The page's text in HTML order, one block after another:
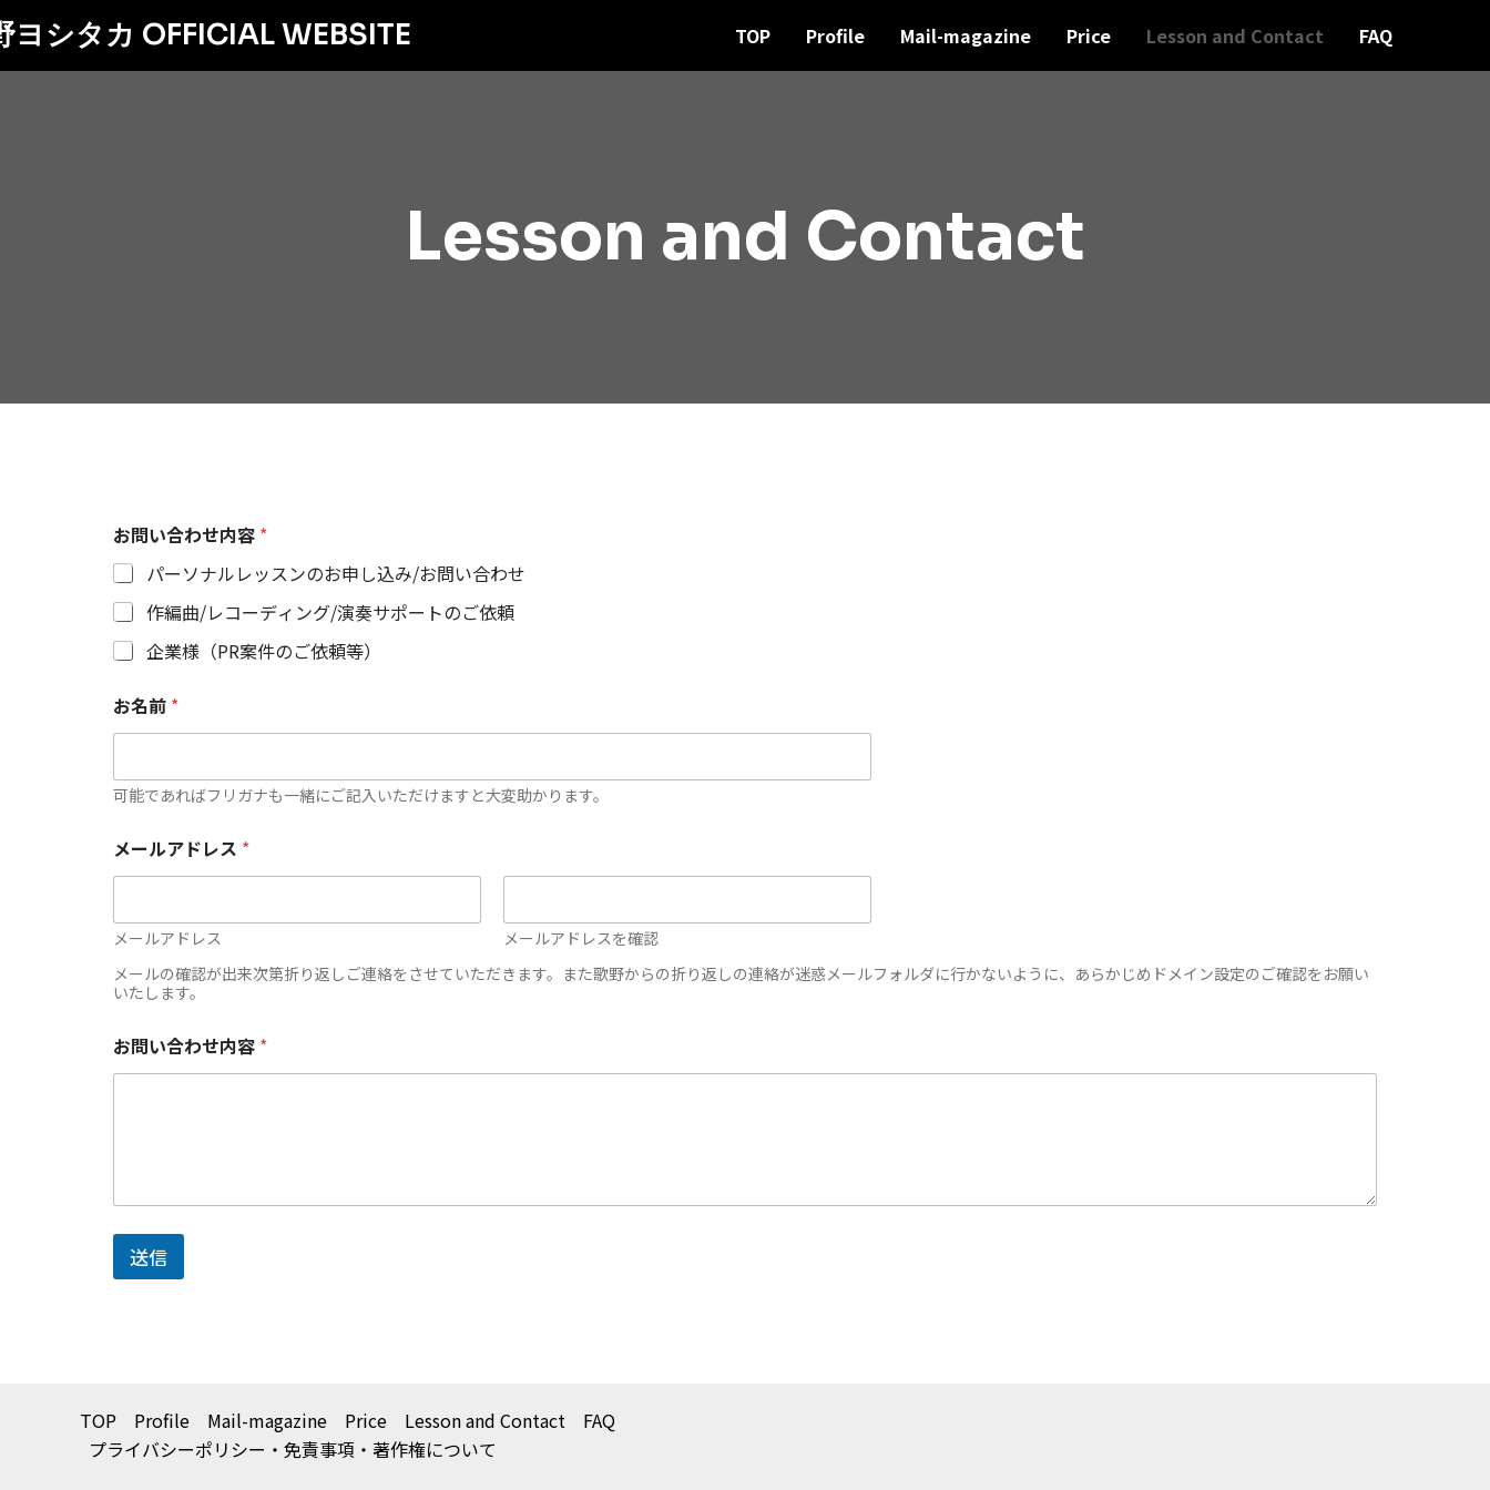
内
容
を
ヨシタカ OFFICIAL WEBSITE TOP Profile Mail-magazine Price Lesson and Contact FAQ
Lesson and Contact
お問い合わせ内容 *
パーソナルレッスンのお申し込み/お問い合わせ
作編曲/レコーディング/演奏サポートのご依頼
企業様（PR案件のご依頼等）
名
前
名
前
問
い
合
せ
内
容
お名前 *
可能であればフリガナも一緒にご記入いただけますと大変助かります。
メールアドレス *
メールアドレス
メールアドレスを確認
メールの確認が出来次第折り返しご連絡をさせていただきます。また歌野からの折り返しの連絡が迷惑メールフォルダに行かないように、あらかじめドメイン設定のご確認をお願い
いたします。
お問い合わせ内容 *
送信
TOP Profile Mail-magazine Price Lesson and Contact
FAQ
プライバシーポリシー・免責事項・著作権について